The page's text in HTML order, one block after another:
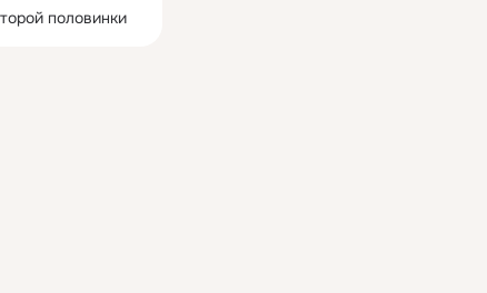
половинки